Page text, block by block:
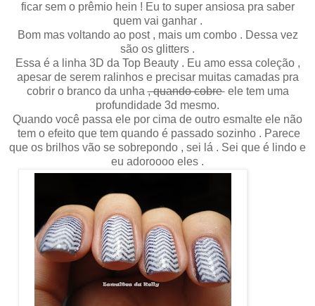
ficar sem o prêmio hein ! Eu to super ansiosa pra saber
quem vai ganhar .
Bom mas voltando ao post , mais um combo . Dessa vez
são os glitters .
Essa é a linha 3D da Top Beauty . Eu amo essa coleção ,
apesar de serem ralinhos e precisar muitas camadas pra
cobrir o branco da unha, quando cobreele tem uma
profundidade 3d mesmo.
Quando você passa ele por cima de outro esmalte ele não
tem o efeito que tem quando é passado sozinho . Parece
que os brilhos vão se sobrepondo , sei lá . Sei que é lindo e
eu adoroooo eles .